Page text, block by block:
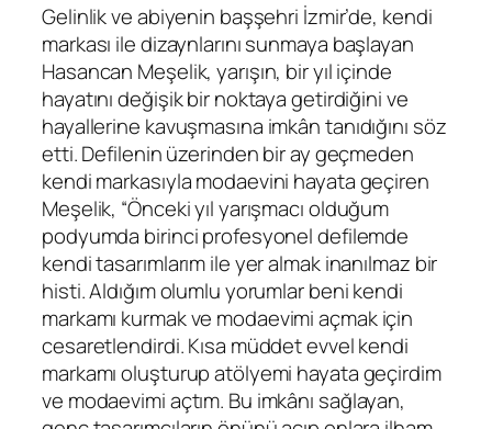
Gelinlik ve abiyenin başşehri İzmir’de, kendi
markası ile dizaynlarını sunmaya başlayan
Hasancan Meşelik, yarışın, bir yıl içinde
hayatını değişik bir noktaya getirdiğini ve
hayallerine kavuşmasına imkân tanıdığını söz
etti. Defilenin üzerinden bir ay geçmeden
kendi markasıyla modaevini hayata geçiren
Meşelik, “Önceki yıl yarışmacı olduğum
podyumda birinci profesyonel defilemde
kendi tasarımlarım ile yer almak inanılmaz bir
histi. Aldığım olumlu yorumlar beni kendi
markamı kurmak ve modaevimi açmak için
cesaretlendirdi. Kısa müddet evvel kendi
markamı oluşturup atölyemi hayata geçirdim
ve modaevimi açtım. Bu imkânı sağlayan,